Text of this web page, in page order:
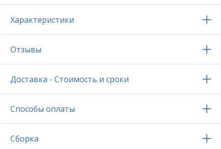
Характеристики
Отзывы
Доставка - Стоимость и сроки
Способы оплаты
Сборка